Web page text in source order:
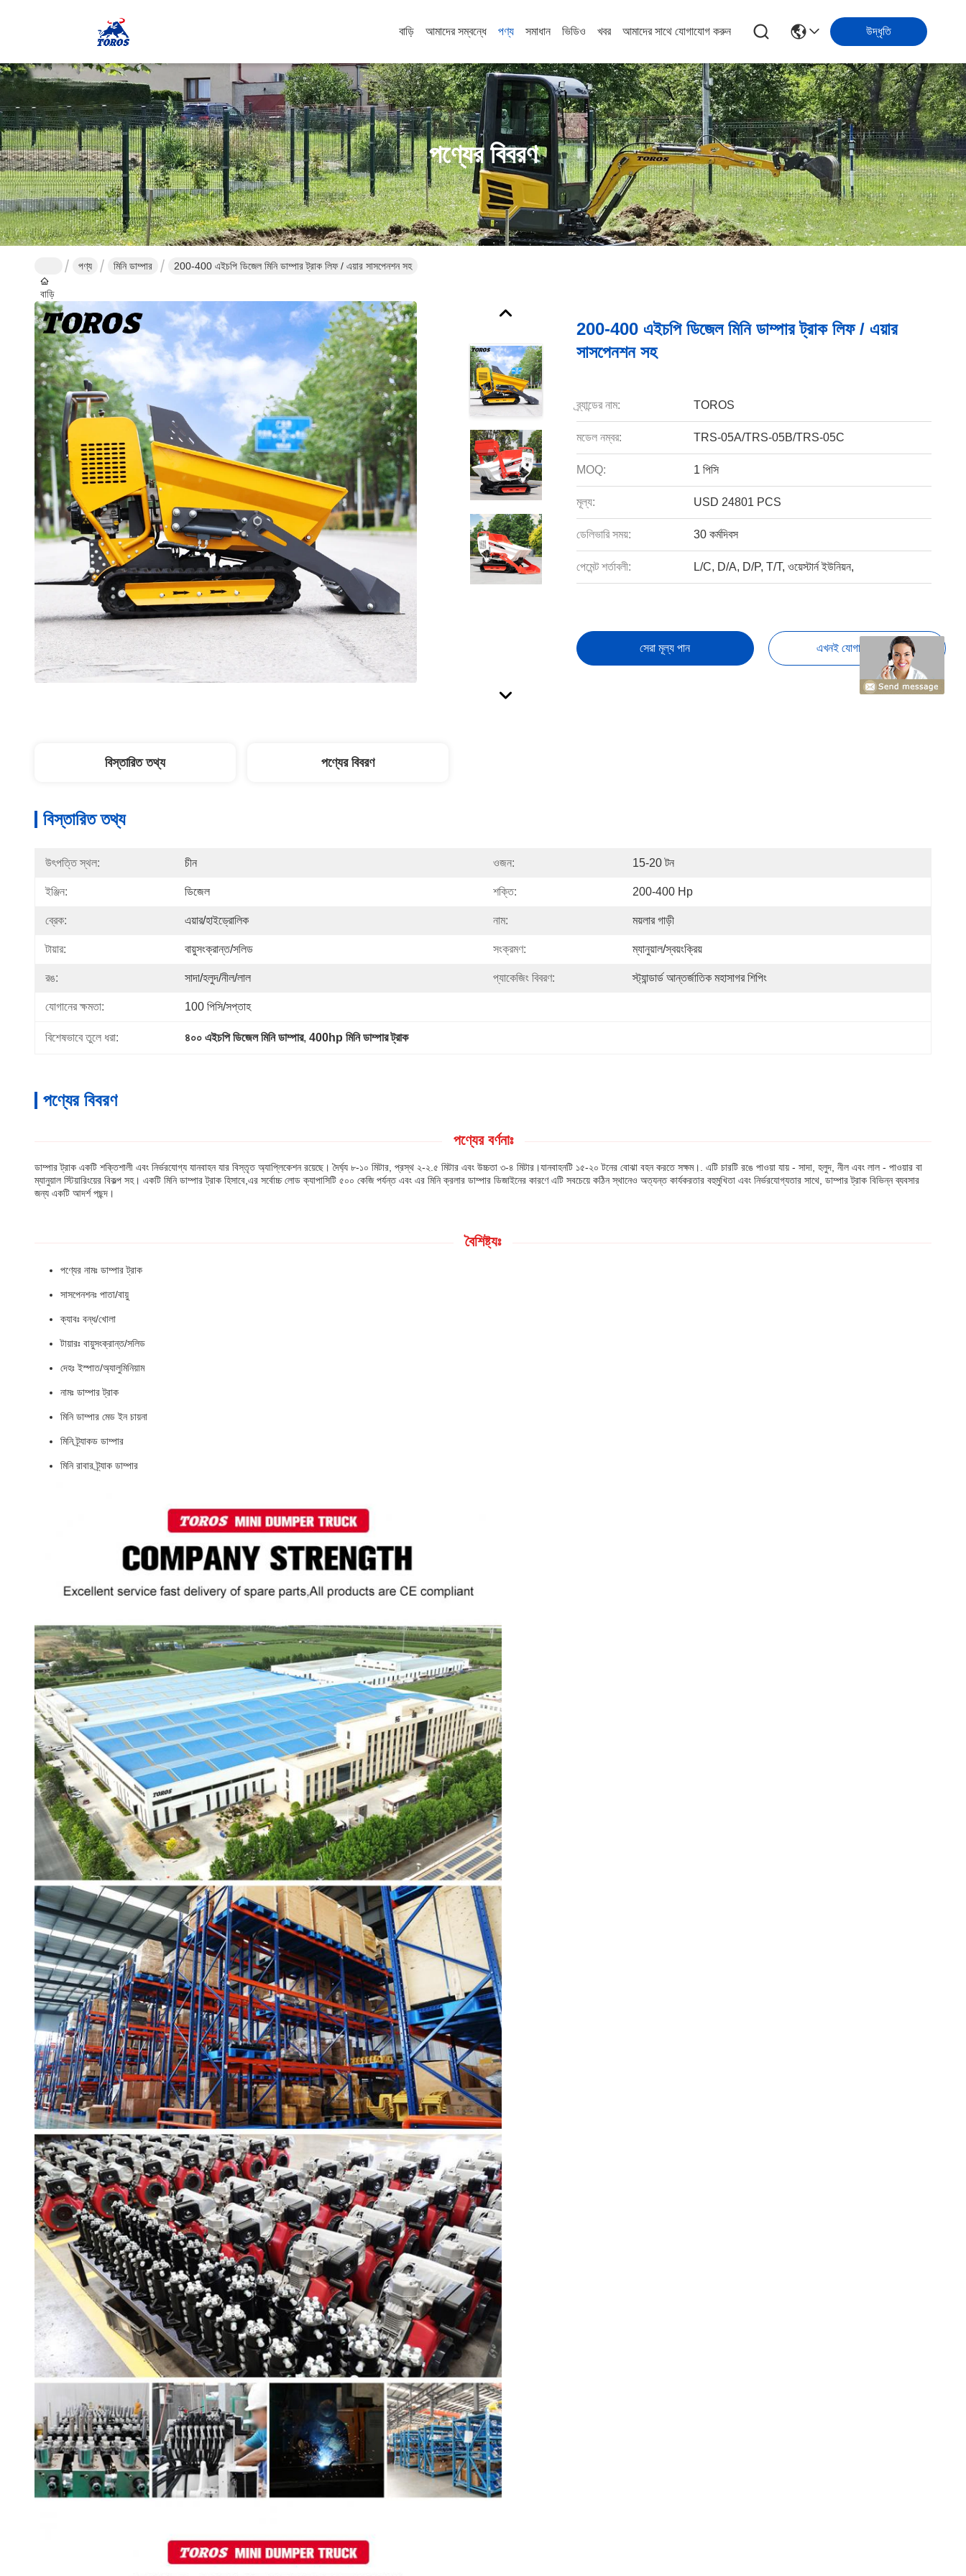
বাড়ি আমাদের সম্বন্ধে পণ্য সমাধান ভিডিও খবর আমাদের সাথে যোগাযোগ করুন উদ্ধৃতি
পণ্যের বিবরণ
বাড়ি
পণ্য মিনি ডাম্পার 200-400 এইচপি ডিজেল মিনি ডাম্পার ট্রাক লিফ / এয়ার সাসপেনশন সহ
200-400 এইচপি ডিজেল মিনি ডাম্পার ট্রাক লিফ / এয়ার
সাসপেনশন সহ
ব্র্যান্ডের নাম: TOROS
মডেল নম্বর: TRS-05A/TRS-05B/TRS-05C
MOQ: 1 পিসি
মূল্য: USD 24801 PCS
ডেলিভারি সময়: 30 কর্মদিবস
পেমেন্ট শর্তাবলী: L/C, D/A, D/P, T/T, ওয়েস্টার্ন ইউনিয়ন,
সেরা মূল্য পান এখনই যোগাযোগ করুন
বিস্তারিত তথ্য পণ্যের বিবরণ
বিস্তারিত তথ্য
উৎপত্তি স্থল: চীন ওজন: 15-20 টন
ইঞ্জিন: ডিজেল শক্তি: 200-400 Hp
ব্রেক: এয়ার/হাইড্রোলিক নাম: ময়লার গাড়ী
টায়ার: বায়ুসংক্রান্ত/সলিড সংক্রমণ: ম্যানুয়াল/স্বয়ংক্রিয়
রঙ: সাদা/হলুদ/নীল/লাল প্যাকেজিং বিবরণ: স্ট্যান্ডার্ড আন্তর্জাতিক মহাসাগর শিপিং
যোগানের ক্ষমতা: 100 পিসি/সপ্তাহ
বিশেষভাবে তুলে ধরা: ৪০০ এইচপি ডিজেল মিনি ডাম্পার, 400hp মিনি ডাম্পার ট্রাক
পণ্যের বিবরণ
পণ্যের বর্ণনাঃ
ডাম্পার ট্রাক একটি শক্তিশালী এবং নির্ভরযোগ্য যানবাহন যার বিস্তৃত অ্যাপ্লিকেশন রয়েছে। দৈর্ঘ্য ৮-১০ মিটার, প্রস্থ ২-২.৫ মিটার এবং উচ্চতা ৩-৪ মিটার।যানবাহনটি ১৫-২০ টনের বোঝা বহন করতে সক্ষম।. এটি চারটি রঙে পাওয়া যায় - সাদা, হলুদ, নীল এবং লাল - পাওয়ার বা
ম্যানুয়াল স্টিয়ারিংয়ের বিকল্প সহ। একটি মিনি ডাম্পার ট্রাক হিসাবে,এর সর্বোচ্চ লোড ক্যাপাসিটি ৫০০ কেজি পর্যন্ত এবং এর মিনি ক্রলার ডাম্পার ডিজাইনের কারণে এটি সবচেয়ে কঠিন স্থানেও অত্যন্ত কার্যকরতার বহুমুখিতা এবং নির্ভরযোগ্যতার সাথে, ডাম্পার ট্রাক বিভিন্ন ব্যবসার
জন্য একটি আদর্শ পছন্দ।
বৈশিষ্ট্যঃ
পণ্যের নামঃ ডাম্পার ট্রাক
সাসপেনশনঃ পাতা/বায়ু
ক্যাবঃ বন্ধ/খোলা
টায়ারঃ বায়ুসংক্রান্ত/সলিড
দেহঃ ইস্পাত/অ্যালুমিনিয়াম
নামঃ ডাম্পার ট্রাক
মিনি ডাম্পার মেড ইন চায়না
মিনি ট্র্যাকড ডাম্পার
মিনি রাবার ট্র্যাক ডাম্পার